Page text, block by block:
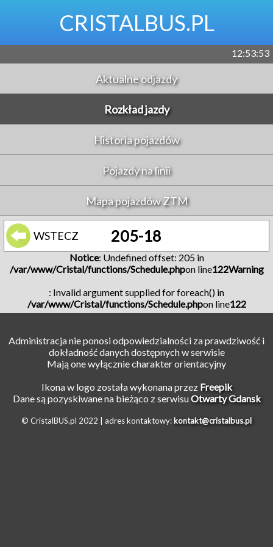
CRISTALBUS.PL
12:53:53
Aktualne odjazdy
Rozkład jazdy
Historia pojazdów
Pojazdy na linii
Mapa pojazdów ZTM
WSTECZ 205-18
Notice: Undefined offset: 205 in
/var/www/Cristal/functions/Schedule.phpon line122Warning
: Invalid argument supplied for foreach() in
/var/www/Cristal/functions/Schedule.phpon line122
Administracja nie ponosi odpowiedzialności za prawdziwość i
dokładność danych dostępnych w serwisie
Mają one wyłącznie charakter orientacyjny
Ikona w logo została wykonana przez Freepik
Dane są pozyskiwane na bieżąco z serwisuOtwarty Gdansk
© CristalBUS.pl 2022 | adres kontaktowy: kontakt@cristalbus.pl